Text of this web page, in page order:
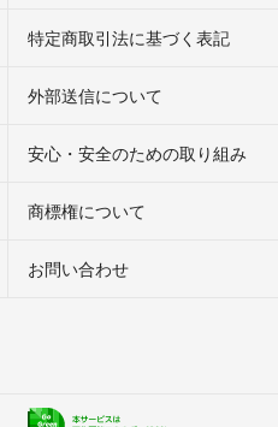
特定商取引法に基づく表記
外部送信について
安心・安全のための取り組み
商標権について
お問い合わせ